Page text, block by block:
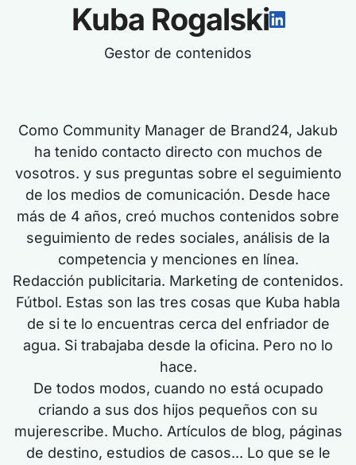
Kuba Rogalski
Gestor de contenidos
Como Community Manager de Brand24, Jakub
ha tenido contacto directo con muchos de
vosotros. ysus preguntas sobre el seguimiento
de los medios de comunicación. Desde hace
más de 4 años, creó muchos contenidos sobre
seguimiento de redes sociales, análisis de la
competencia y menciones en línea.
Redacción publicitaria. Marketing de contenidos.
Fútbol. Estas son las tres cosas que Kuba habla
de si te lo encuentras cerca del enfriador de
agua. Si trabajaba desde la oficina. Pero no lo
hace.
De todos modos, cuando no está ocupado
criando a sus dos hijos pequeños con su
mujerescribe. Mucho. Artículos de blog, páginas
de destino, estudios de casos... Lo que se le